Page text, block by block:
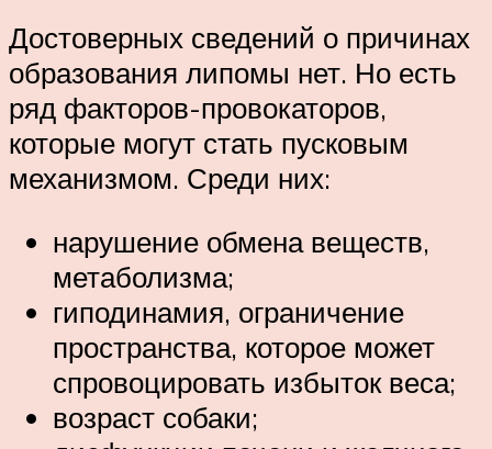
Достоверных сведений о причинах
образования липомы нет. Но есть
ряд факторов-провокаторов,
которые могут стать пусковым
механизмом. Среди них:
нарушение обмена веществ,
метаболизма;
гиподинамия, ограничение
пространства, которое может
спровоцировать избыток веса;
возраст собаки;